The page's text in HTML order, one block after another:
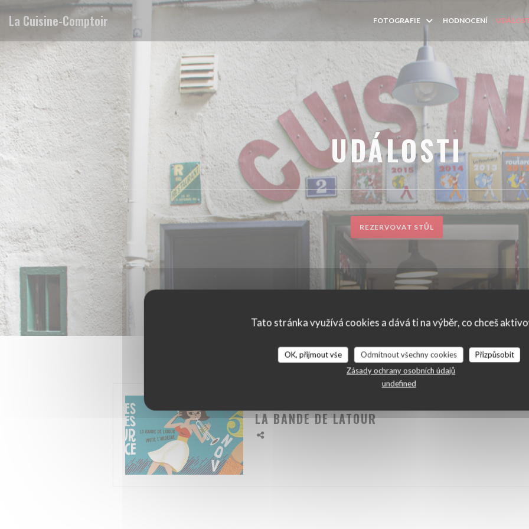
Panel pro správu cookies
Tato stránka využívá cookies a dává ti na výběr, co chceš
OK, přijmout vše Odmítnout všechny cookies
Přizpůsobit
Zásady ochrany osobních údajů
undefined
La Cuisine-Comptoir FOTOGRAFIE HODNOCENÍ
UDÁLOSTI
REZERVOVAT STŮL
LA BANDE DE LATOUR